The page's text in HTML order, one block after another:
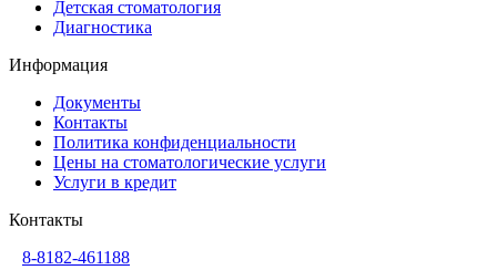
Детская стоматология
Диагностика
Информация
Документы
Контакты
Политика конфиденциальности
Цены на стоматологические услуги
Услуги в кредит
Контакты
8-8182-461188